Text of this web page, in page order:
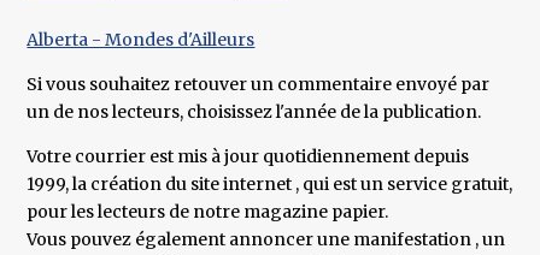
Alberta - Mondes d'Ailleurs
Si vous souhaitez retouver un commentaire envoyé par
un de nos lecteurs, choisissez l'année de la publication.
Votre courrier est mis à jour quotidiennement depuis
1999, la création du site internet , qui est un service gratuit,
pour les lecteurs de notre magazine papier.
Vous pouvez également annoncer une manifestation , un